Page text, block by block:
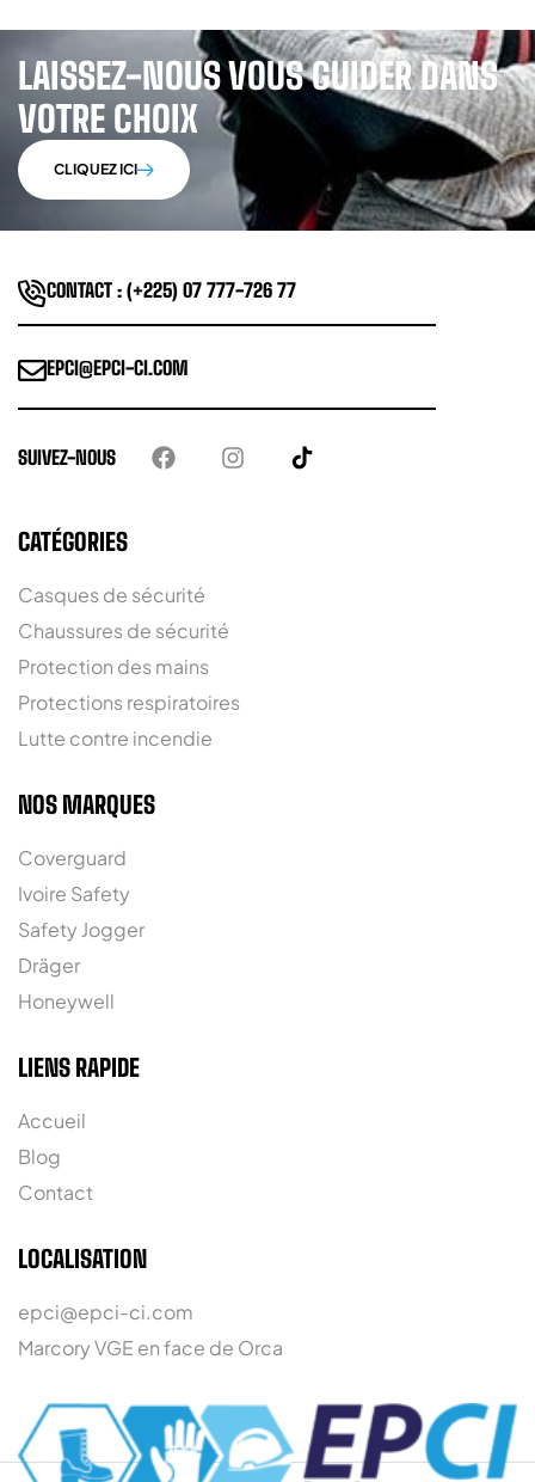
LAISSEZ-NOUS VOUS GUIDER DANS
VOTRE CHOIX
CLIQUEZ ICI
CONTACT : (+225) 07 777-726 77
EPCI@EPCI-CI.COM
SUIVEZ-NOUS
CATÉGORIES
Casques de sécurité
Chaussures de sécurité
Protection des mains
Protections respiratoires
Lutte contre incendie
NOS MARQUES
Coverguard
Ivoire Safety
Safety Jogger
Dräger
Honeywell
LIENS RAPIDE
Accueil
Blog
Contact
LOCALISATION
epci@epci-ci.com
Marcory VGE en face de Orca